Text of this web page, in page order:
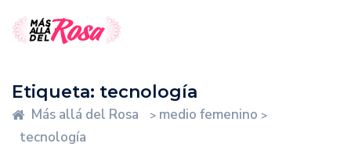
Etiqueta: tecnología
Más allá del Rosa > medio femenino >
tecnología